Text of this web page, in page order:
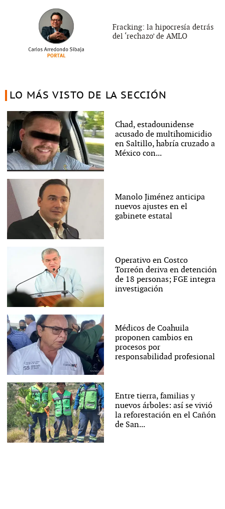
Fracking: la hipocresía detrás
del ‘rechazo’ de AMLO
LO MÁS VISTO DE LA SECCIÓN
Chad, estadounidense
acusado de multihomicidio
en Saltillo, habría cruzado a
México con...
Manolo Jiménez anticipa
nuevos ajustes en el
gabinete estatal
Operativo en Costco
Torreón deriva en detención
de 18 personas; FGE integra
investigación
Médicos de Coahuila
proponen cambios en
procesos por
responsabilidad profesional
Entre tierra, familias y
nuevos árboles: así se vivió
la reforestación en el Cañón
de San...